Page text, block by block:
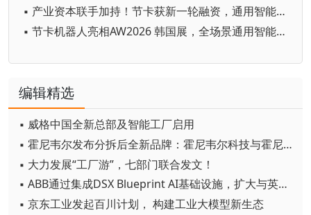
▪ 产业资本联手加持！节卡获新一轮融资，通用智能战略再加码
▪ 节卡机器人亮相AW2026 韩国展，全场景通用智能机器人方案解锁产业无限可能！
编辑精选
▪ 威格中国全新总部及智能工厂启用
▪ 霍尼韦尔发布分拆后全新品牌：霍尼韦尔科技与霍尼韦尔航空航天
▪ 大力发展“工厂游”，七部门联合发文！
▪ ABB通过集成DSX Blueprint AI基础设施，扩大与英伟达的合作
▪ 京东工业发起百川计划， 构建工业大模型新生态